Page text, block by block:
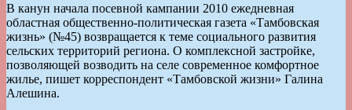
В канун начала посевной кампании 2010 ежедневная
областная общественно-политическая газета «Тамбовская
жизнь» (№45) возвращается к теме социального развития
сельских территорий региона. О комплексной застройке,
позволяющей возводить на селе современное комфортное
жилье, пишет корреспондент «Тамбовской жизни» Галина
Алешина.